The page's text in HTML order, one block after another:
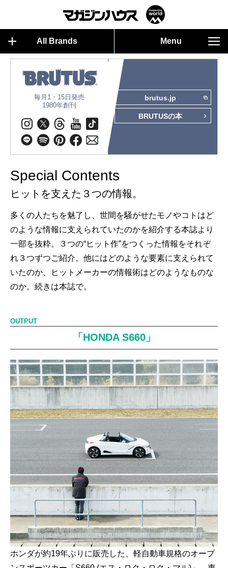
All Brands Menu
毎月1・15日発売
1980年創刊
brutus.jp
BRUTUSの本
Special Contents
ヒットを支えた３つの情報。
多くの人たちを魅了し、世間を騒がせたモノやコトはど
のような情報に支えられていたのかを紹介する本誌より
一部を抜粋。３つの“ヒット作”をつくった情報をそれぞ
れ３つずつご紹介。他にはどのような要素に支えられて
いたのか、ヒットメーカーの情報術はどのようなものな
のか。続きは本誌で。
OUTPUT
「HONDA S660」
ホンダが約19年ぶりに販売した、軽自動車規格のオープ